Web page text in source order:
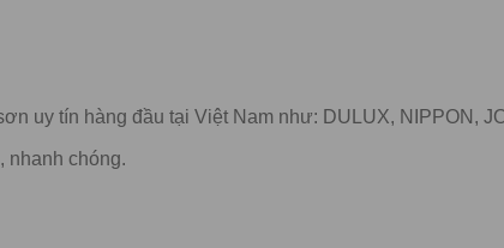
uy tín hàng đầu tại Việt Nam như: DULUX, NIPPON,
nhanh chóng.